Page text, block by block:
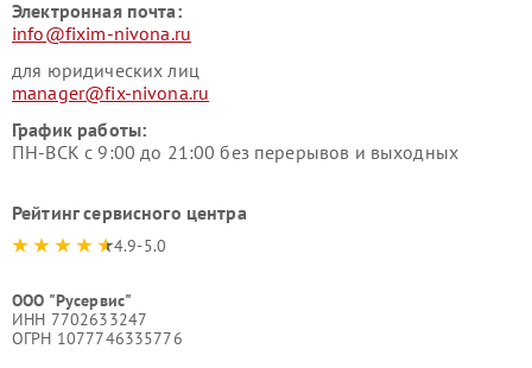
Электронная почта:
info@fixim-nivona.ru
для юридических лиц
manager@fix-nivona.ru
График работы:
ПН-ВСК с 9:00 до 21:00 без перерывов и выходных
Рейтинг сервисного центра
4.9-5.0
ООО "Русервис"
ИНН 7702633247
ОГРН 1077746335776